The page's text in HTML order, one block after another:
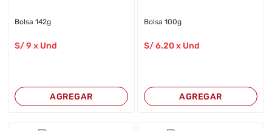
Bolsa 142g
S/9 x Und
AGREGAR
Bolsa 100g
S/6.20x Und
AGREGAR